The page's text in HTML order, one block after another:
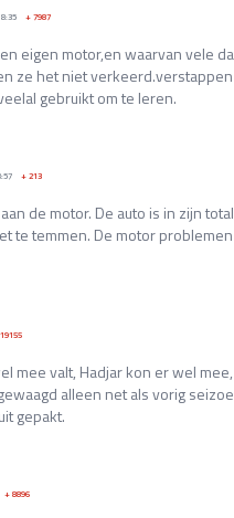
+7987
eigen motor,en waarvan vele
ze het niet
gebruikt om te leren.
+213
de motor. De auto is in zijn
te temmen. De motor
19155
mee valt, Hadjar kon er wel
alleen net als vorig
gepakt.
+8896